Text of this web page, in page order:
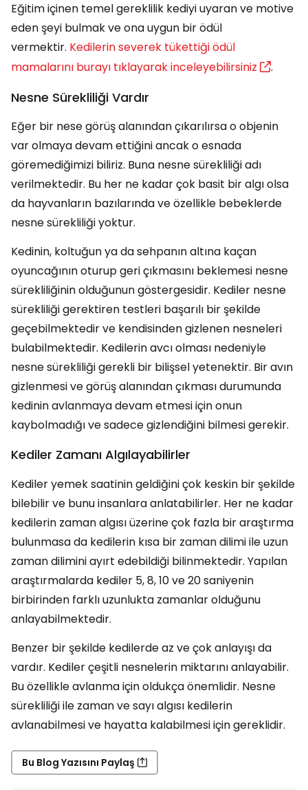
Eğitim içinen temel gereklilik kediyi uyaran ve motive
eden şeyi bulmak ve ona uygun bir ödül
vermektir. Kedilerin severek tükettiği ödül
mamalarını burayı tıklayarak inceleyebilirsiniz
.
Nesne Sürekliliği Vardır
Eğer bir nese görüş alanından çıkarılırsa o objenin
var olmaya devam ettiğini ancak o esnada
göremediğimizi biliriz. Buna nesne sürekliliği adı
verilmektedir. Bu her ne kadar çok basit bir algı olsa
da hayvanların bazılarında ve özellikle bebeklerde
nesne sürekliliği yoktur.
Kedinin, koltuğun ya da sehpanın altına kaçan
oyuncağının oturup geri çıkmasını beklemesi nesne
sürekliliğinin olduğunun göstergesidir. Kediler nesne
sürekliliği gerektiren testleri başarılı bir şekilde
geçebilmektedir ve kendisinden gizlenen nesneleri
bulabilmektedir. Kedilerin avcı olması nedeniyle
nesne sürekliliği gerekli bir bilişsel yetenektir. Bir avın
gizlenmesi ve görüş alanından çıkması durumunda
kedinin avlanmaya devam etmesi için onun
kaybolmadığı ve sadece gizlendiğini bilmesi gerekir.
Kediler Zamanı Algılayabilirler
Kediler yemek saatinin geldiğini çok keskin bir şekilde
bilebilir ve bunu insanlara anlatabilirler. Her ne kadar
kedilerin zaman algısı üzerine çok fazla bir araştırma
bulunmasa da kedilerin kısa bir zaman dilimi ile uzun
zaman dilimini ayırt edebildiği bilinmektedir. Yapılan
araştırmalarda kediler 5, 8, 10 ve 20 saniyenin
birbirinden farklı uzunlukta zamanlar olduğunu
anlayabilmektedir.
Benzer bir şekilde kedilerde az ve çok anlayışı da
vardır. Kediler çeşitli nesnelerin miktarını anlayabilir.
Bu özellikle avlanma için oldukça önemlidir. Nesne
sürekliliği ile zaman ve sayı algısı kedilerin
avlanabilmesi ve hayatta kalabilmesi için gereklidir.
Bu Blog Yazısını Paylaş